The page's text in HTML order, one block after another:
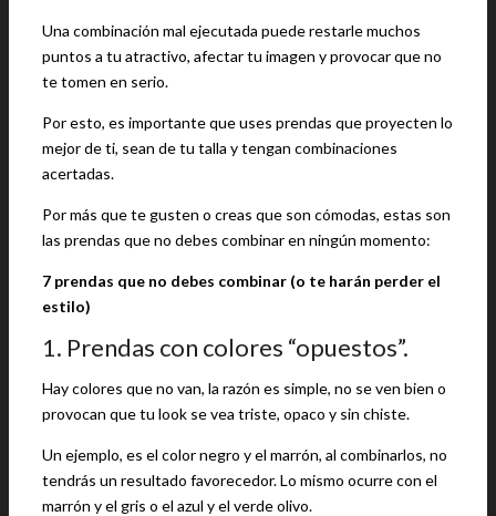
Una combinación mal ejecutada puede restarle muchos
puntos a tu atractivo, afectar tu imagen y provocar que no
te tomen en serio.
Por esto, es importante que uses prendas que proyecten lo
mejor de ti, sean de tu talla y tengan combinaciones
acertadas.
Por más que te gusten o creas que son cómodas, estas son
las prendas que no debes combinar en ningún momento:
7 prendas que no debes combinar (o te harán perder el
estilo)
1. Prendas con colores “opuestos”.
Hay colores que no van, la razón es simple, no se ven bien o
provocan que tu look se vea triste, opaco y sin chiste.
Un ejemplo, es el color negro y el marrón, al combinarlos, no
tendrás un resultado favorecedor. Lo mismo ocurre con el
marrón y el gris o el azul y el verde olivo.